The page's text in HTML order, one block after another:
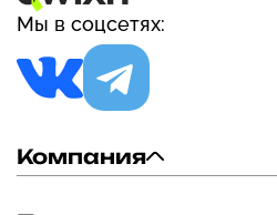
Мы в соцсетях:
Компания